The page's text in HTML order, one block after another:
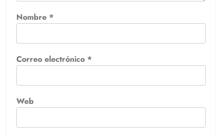
Nombre *
Correo electrónico *
Web